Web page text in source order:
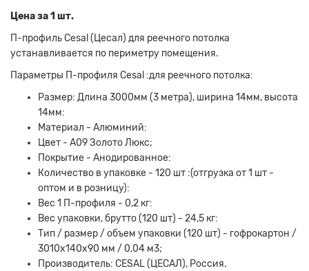
Цена за 1 шт.
П-профиль Cesal (Цесал) для реечного потолка
устанавливается по периметру помещения.
Параметры П-профиля Cesal :для реечного потолка:
Размер: Длина 3000мм (3 метра), ширина 14мм, высота
14мм:
Материал - Алюминий:
Цвет - А09 Золото Люкс;
Покрытие - Анодированное:
Количество в упаковке - 120 шт :(отгрузка от 1 шт -
оптом и в розницу):
Вес 1 П-профиля - 0,2 кг:
Вес упаковки, брутто (120 шт) - 24,5 кг:
Тип / размер / объем упаковки (120 шт) - гофрокартон /
3010х140х90 мм / 0,04 м3;
Производитель: CESAL (ЦЕСАЛ), Россия.